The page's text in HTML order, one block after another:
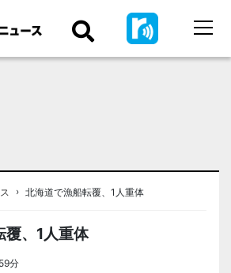
› 北海道で漁船転覆、1人重体
覆、1人重体
分